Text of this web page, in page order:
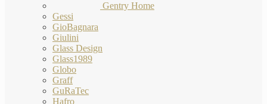
Gentry Home
Gessi
GioBagnara
Giulini
Glass Design
Glass1989
Globo
Graff
GuRaTec
Hafro